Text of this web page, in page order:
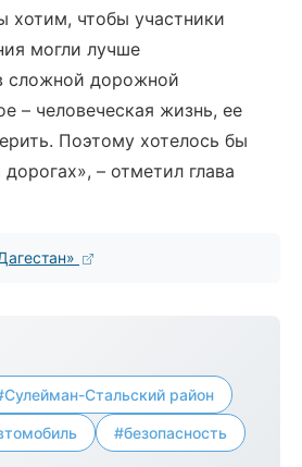
хотим, чтобы участники
могли лучше
сложной дорожной
– человеческая жизнь, ее
Поэтому хотелось бы
– отметил глава
Стальский район
#безопасность